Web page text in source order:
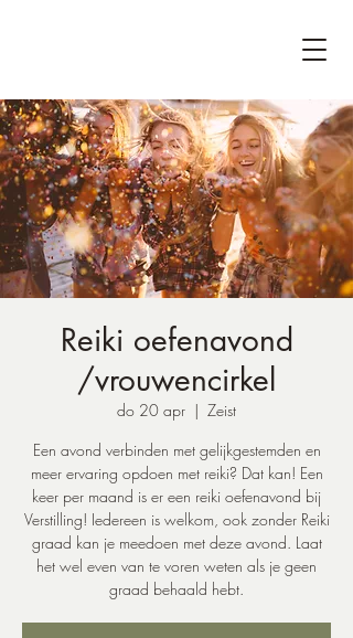
Reiki oefenavond
/vrouwencirkel
do 20 apr
  |
Zeist
Een avond verbinden met gelijkgestemden en
meer ervaring opdoen met reiki? Dat kan! Een
keer per maand is er een reiki oefenavond bij
Verstilling! Iedereen is welkom, ook zonder Reiki
graad kan je meedoen met deze avond. Laat
het wel even van te voren weten als je geen
graad behaald hebt.